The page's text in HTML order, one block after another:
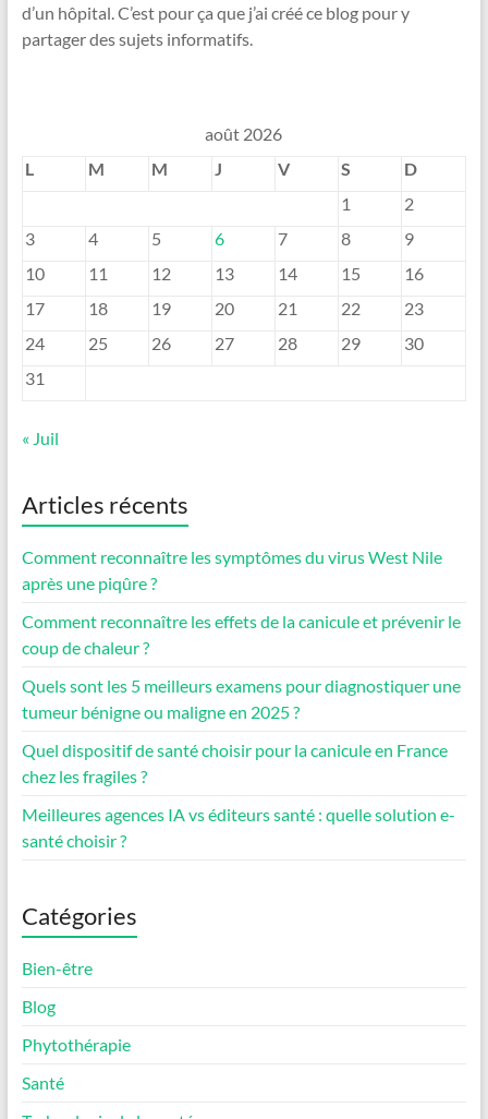
d’un hôpital. C’est pour ça que j’ai créé ce blog pour y
partager des sujets informatifs.
août 2026
L
M M J V S
D
1
2
3
4 5 6 7 8
9
10
11 12 13 14 15
16
17
18 19 20 21 22
23
24
25 26 27 28 29
30
31
« Juil
Articles récents
Comment reconnaître les symptômes du virus West Nile
après une piqûre ?
Comment reconnaître les effets de la canicule et prévenir le
coup de chaleur ?
Quels sont les 5 meilleurs examens pour diagnostiquer une
tumeur bénigne ou maligne en 2025 ?
Quel dispositif de santé choisir pour la canicule en France
chez les fragiles ?
Meilleures agences IA vs éditeurs santé : quelle solution e-
santé choisir ?
Catégories
Bien-être
Blog
Phytothérapie
Santé